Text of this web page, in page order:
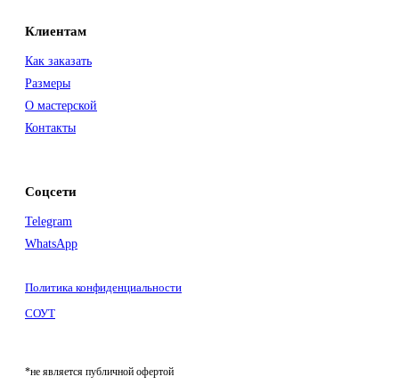
Клиентам
Как заказать
Размеры
О мастерской
Контакты
Соцсети
Telegram
WhatsApp
Политика конфиденциальности
СОУТ
*не является публичной офертой